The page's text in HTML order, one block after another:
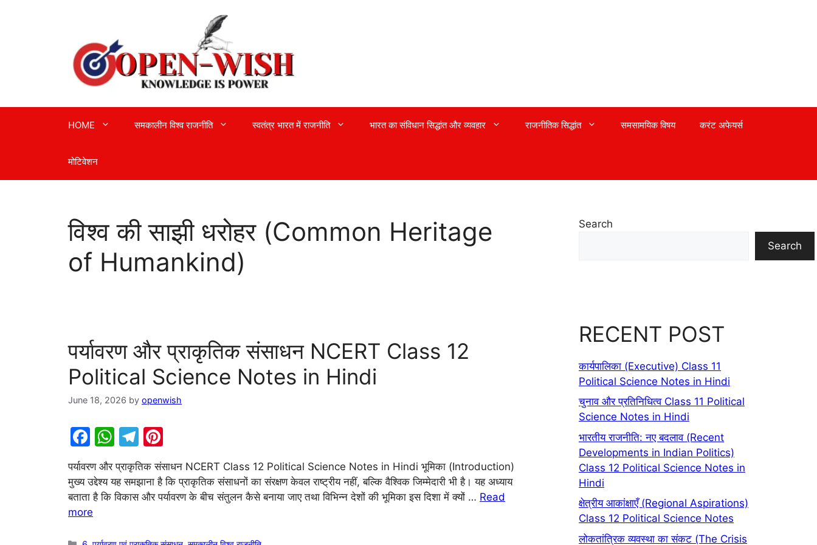
HOME समकालीन विश्व राजनीति स्वतंत्र भारत में राजनीति भारत का संविधान सिद्धांत और व्यवहार राजनीतिक सिद्धांत समसामयिक विषय करंट अफेयर्स
मोटिवेशन
विश्व की साझी धरोहर (Common Heritage
of Humankind)
पर्यावरण और प्राकृतिक संसाधन NCERT Class 12
Political Science Notes in Hindi
June 18, 2026 by openwish
F
c
e
b
W
at
s
T
el
e
gr
m
er
e
पर्यावरण और प्राकृतिक संसाधन NCERT Class 12 Political Science Notes in Hindi भूमिका (Introduction)
मुख्य उद्देश्य यह समझाना है कि प्राकृतिक संसाधनों का संरक्षण केवल राष्ट्रीय नहीं, बल्कि वैश्विक जिम्मेदारी भी है। यह अध्याय
बताता है कि विकास और पर्यावरण के बीच संतुलन कैसे बनाया जाए तथा विभिन्न देशों की भूमिका इस दिशा में क्यों … Read
more
Search
Search
RECENT POST
कार्यपालिका (Executive) Class 11
Political Science Notes in Hindi
चुनाव और प्रतिनिधित्व Class 11 Political
Science Notes in Hindi
भारतीय राजनीति: नए बदलाव (Recent
Developments in Indian Politics)
Class 12 Political Science Notes in
Hindi
क्षेत्रीय आकांक्षाएँ (Regional Aspirations)
Class 12 Political Science Notes
लोकतांत्रिक व्यवस्था का संकट (The Crisis